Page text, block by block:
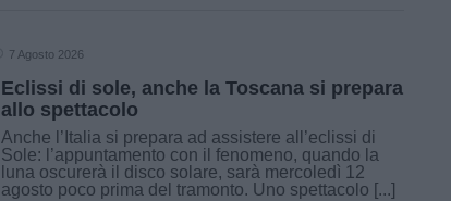
7 Agosto 2026
Eclissi di sole, anche la Toscana si prepara
allo spettacolo
Anche l’Italia si prepara ad assistere all’eclissi di
Sole: l’appuntamento con il fenomeno, quando la
luna oscurerà il disco solare, sarà mercoledì 12
agosto poco prima del tramonto. Uno spettacolo [...]